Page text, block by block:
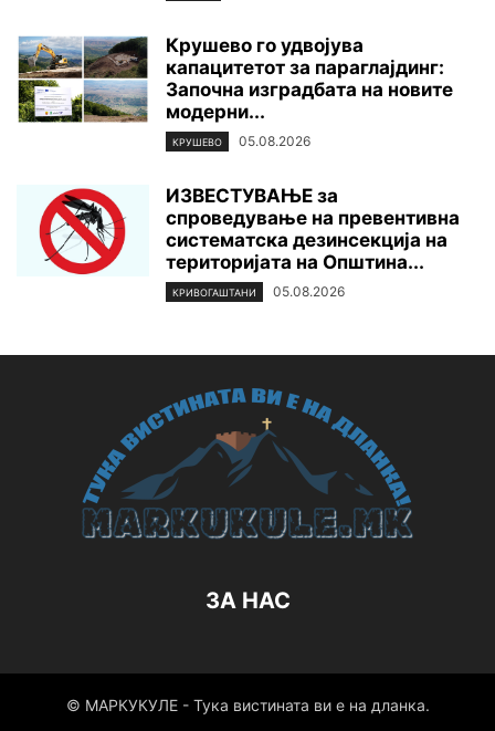
Крушево го удвојува
капацитетот за параглајдинг:
Започна изградбата на новите
модерни...
КРУШЕВО 05.08.2026
ИЗВЕСТУВАЊЕ за
спроведување на превентивна
систематска дезинсекција на
територијата нa Општина...
КРИВОГАШТАНИ 05.08.2026
ЗА НАС
© МАРКУКУЛЕ - Тука вистината ви е на дланка.